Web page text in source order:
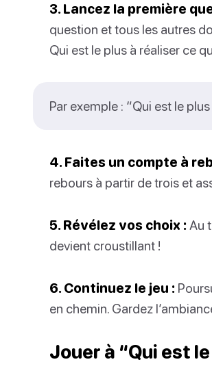
3. Lancez la première
question et tous les autres
Qui est le plus à réaliser ce
Par exemple : “Qui est le
4. Faites un compte à
rebours à partir de trois et
5. Révélez vos choix : Au
devient croustillant !
6. Continuez le jeu :
en chemin. Gardez
Jouer à “Qui est